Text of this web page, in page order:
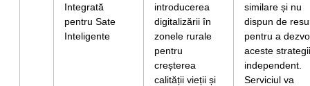
Integrată
pentru Sate
Inteligente
introducerea
digitalizării în
zonele rurale
pentru
creșterea
calității vieții și
similare și nu
dispun de
pentru a
aceste strategii
independent.
Serviciul va